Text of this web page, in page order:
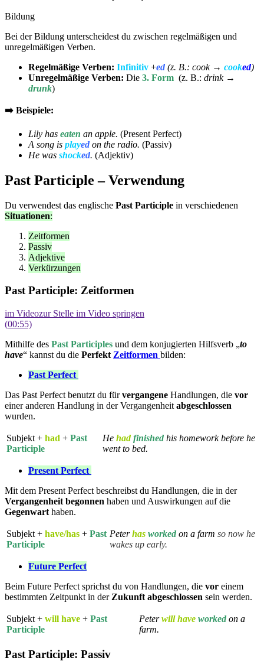
Bildung
Bei der Bildung unterscheidest du zwischen regelmäßigen und
unregelmäßigen Verben.
Regelmäßige Verben: Infinitiv +ed (z. B.: cook → cooked)
Unregelmäßige Verben: Die 3. Form (z. B.: drink →
drunk)
➡️ Beispiele:
Lily has eaten an apple. (Present Perfect)
A song is played on the radio. (Passiv)
He was shocked. (Adjektiv)
Past Participle – Verwendung
Du verwendest das englische Past Participle in verschiedenen
Situationen:
Zeitformen
Passiv
Adjektive
Verkürzungen
Past Participle: Zeitformen
im Videozur Stelle im Video springen
(00:55)
Mithilfe des Past Participles und dem konjugierten Hilfsverb „to
have“ kannst du die Perfekt Zeitformen bilden:
Past Perfect
Das Past Perfect benutzt du fürvergangene Handlungen, die vor
einer anderen Handlung in der Vergangenheit abgeschlossen
wurden.
Subjekt + had + Past
Participle
He had finished his homework before he
went to bed.
Present Perfect
Mit dem Present Perfect beschreibst du Handlungen, die in der
Vergangenheit begonnen haben und Auswirkungen auf die
Gegenwart haben.
Subjekt + have/has + Past
Participle
Peterhas worked on a farm so now he
wakes up early.
Future Perfect
Beim Future Perfect sprichst du von Handlungen, die vor einem
bestimmten Zeitpunkt in der Zukunft abgeschlossen sein werden.
Subjekt + will have + Past
Participle
Peterwill have worked on a
farm.
Past Participle: Passiv